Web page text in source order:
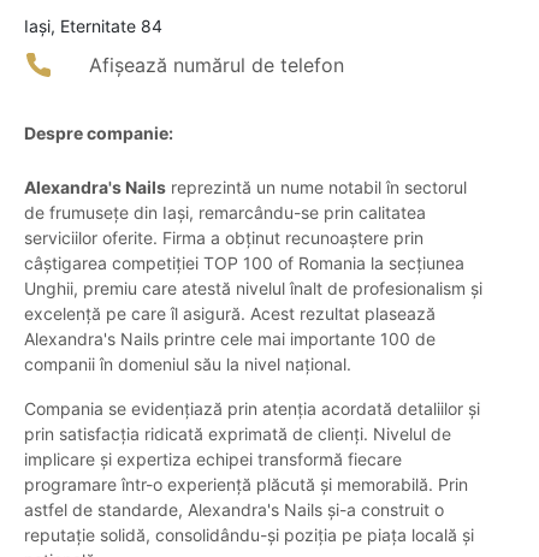
Iaşi, Eternitate 84
Afișează numărul de telefon
Despre companie:
Alexandra's Nails reprezintă un nume notabil în sectorul
de frumusețe din Iași, remarcându-se prin calitatea
serviciilor oferite. Firma a obținut recunoaștere prin
câștigarea competiției TOP 100 of Romania la secțiunea
Unghii, premiu care atestă nivelul înalt de profesionalism și
excelență pe care îl asigură. Acest rezultat plasează
Alexandra's Nails printre cele mai importante 100 de
companii în domeniul său la nivel național.
Compania se evidențiază prin atenția acordată detaliilor și
prin satisfacția ridicată exprimată de clienți. Nivelul de
implicare și expertiza echipei transformă fiecare
programare într-o experiență plăcută și memorabilă. Prin
astfel de standarde, Alexandra's Nails și-a construit o
reputație solidă, consolidându-și poziția pe piața locală și